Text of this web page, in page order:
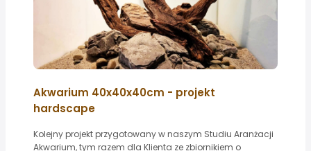
Akwarium 40x40x40cm - projekt
hardscape
Kolejny projekt przygotowany w naszym Studiu Aranżacji
Akwarium, tym razem dla Klienta ze zbiornikiem o